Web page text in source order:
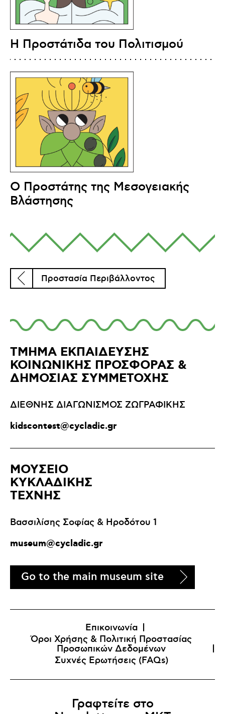
Η Προστάτιδα του Πολιτισμού
Ο Προστάτης της Μεσογειακής
Βλάστησης
Προστασία Περιβάλλοντος
ΤΜΗΜΑ ΕΚΠΑΙΔΕΥΣΗΣ
ΚΟΙΝΩΝΙΚΗΣ ΠΡΟΣΦΟΡΑΣ &
ΔΗΜΟΣΙΑΣ ΣΥΜΜΕΤΟΧΗΣ
ΔΙΕΘΝΗΣ ΔΙΑΓΩΝΙΣΜΟΣ ΖΩΓΡΑΦΙΚΗΣ
kidscontest@cycladic.gr
ΜΟΥΣΕΙΟ
ΚΥΚΛΑΔΙΚΗΣ
ΤΕΧΝΗΣ
Βασσιλίσης Σοφίας & Ηροδότου 1
museum@cycladic.gr
Go to the main museum site
Επικοινωνία
Όροι Χρήσης & Πολιτική Προστασίας
Προσωπικών Δεδομένων
Συχνές Ερωτήσεις (FAQs)
Γραφτείτε στο